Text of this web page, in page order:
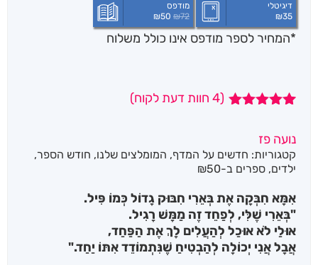
דיגיטלי
₪35
מודפס
₪72
₪50
*המחיר לספר מודפס אינו כולל משלוח
מבוסס על
דירוגים של
לקוחות
(
4 חוות דעת לקוח)
נועה פז
קטגוריות: חדשים על המדף, המומלצים שלנו, חודש הספר,
ילדים, ספרים ב-₪50
אִמָּא חִבְּקָה אֶת בְּאֵרִי חִבּוּק גָדוֹל כְּמוֹ פִּיל.
"בְּאֵרִי שֶׁלִּי, לְפַחֵד זֶה מַמָּשׁ רָגִיל.
אוּלַי לֹא אוּכַל לְהַעֲלִים לָךְ אֶת הַפַּחַד,
אֲבָל אֲנִי יְכוֹלָה לְהַבְטִיחַ שֶׁנִּתְמוֹדֵד אִתּוֹ יַחַד."